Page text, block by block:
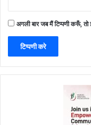
अगली बार जब मैं टिप्पणी करूँ,